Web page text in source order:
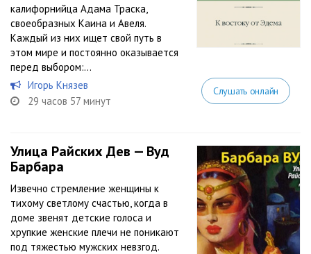
калифорнийца Адама Траска,
своеобразных Каина и Авеля.
Каждый из них ищет свой путь в
этом мире и постоянно оказывается
перед выбором:...
Игорь Князев
29 часов 57 минут
Слушать онлайн
Улица Райских Дев — Вуд
Барбара
Извечно стремление женщины к
тихому светлому счастью, когда в
доме звенят детские голоса и
хрупкие женские плечи не поникают
под тяжестью мужских невзгод.